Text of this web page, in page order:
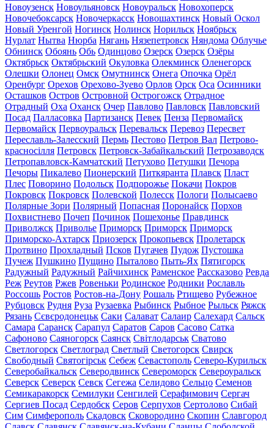
Новоузенск Новоульяновск Новоуральск Новохоперск
Новочебоксарск Новочеркасск Новошахтинск Новый Оскол
Новый Уренгой Ногинск Нолинск Норильск Ноябрьск
Нурлат Нытва Нюрба Нягань Нязепетровск Няндома Облучье
Обнинск Обоянь Обь Одинцово Озерск Озерск Озёры
Октябрьск Октябрьский Окуловка Олекминск Оленегорск
Олешки Олонец Омск Омутнинск Онега Опочка Орёл
Оренбург Орехов Орехово-Зуево Орлов Орск Оса Осинники
Осташков Остров Островной Острогожск Отрадное
Отрадный Оха Оханск Очер Павлово Павловск Павловский
Посад Палласовка Партизанск Певек Пенза Первомайск
Первомайск Первоуральск Перевальск Перевоз Пересвет
Переславль-Залесский Пермь Пестово Петров Вал Петрово-
красносілля Петровск Петровск-Забайкальский Петрозаводск
Петропавловск-Камчатский Петухово Петушки Печора
Печоры Пикалево Пионерский Питкяранта Плавск Пласт
Плес Поворино Подольск Подпорожье Покачи Покров
Покровск Покровск Полевской Полесск Пологи Полысаево
Полярные Зори Полярный Попасная Поронайск Порхов
Похвистнево Почеп Починок Пошехонье Правдинск
Приволжск Приволье Приморск Приморск Приморск
Приморско-Ахтарск Приозерск Прокопьевск Пролетарск
Протвино Прохладный Псков Пугачев Пудож Пустошка
Пучеж Пушкино Пущино Пыталово Пыть-Ях Пятигорск
Радужный Радужный Райчихинск Раменское Рассказово Ревда
Реж Реутов Ржев Ровеньки Родинское Родники Рославль
Россошь Ростов Ростов-на-Дону Рошаль Ртищево Рубежное
Рубцовск Рудня Руза Рузаевка Рыбинск Рыбное Рыльск Ряжск
Рязань Сєвєродонецьк Саки Салават Салаир Салехард Сальск
Самара Саранск Сарапул Саратов Саров Сасово Сатка
Сафоново Саяногорск Саянск Світлодарськ Сватово
Светлогорск Светлоград Светлый Светогорск Свирск
Свободный Святогірськ Себеж Севастополь Северо-Курильск
Северобайкальск Северодвинск Североморск Североуральск
Северск Северск Севск Сегежа Селидово Сельцо Семенов
Семикаракорск Семилуки Сенгилей Серафимович Сергач
Сергиев Посад Сердобск Серов Серпухов Сертолово Сибай
Сим Симферополь Скадовск Сковородино Скопин Славгород